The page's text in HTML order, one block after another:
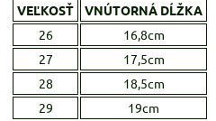
VEĽKOSŤ
VNÚTORNÁ DĹŽKA
26
16,8cm
27
17,5cm
28
18,5cm
29
19cm